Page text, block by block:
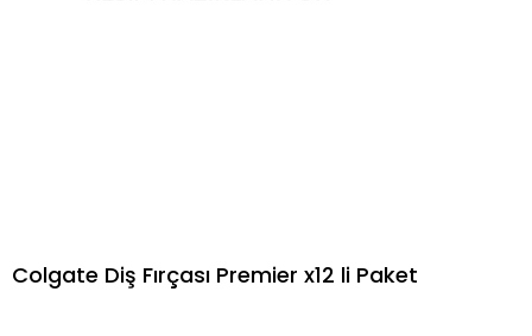
Colgate Diş Fırçası Premier x12 li Paket